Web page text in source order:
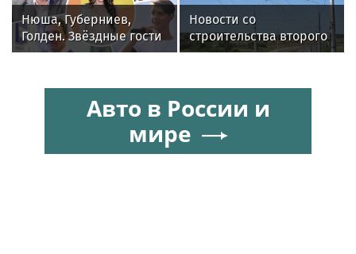
новых жилых
кварталов
Нюша, Губерниев,
Голден. Звёздные гости
«Дня физкультурника»
Новости со
строительства второго
этапа линии
Авто в России и
мире